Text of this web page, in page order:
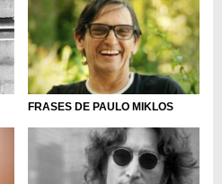
FRASES DE PAULO MIKLOS